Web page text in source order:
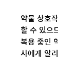
약물 상호
할 수 있으
복용 중인
사에게 알